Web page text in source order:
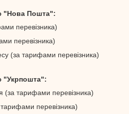
"Нова Пошта":
перевізника)
перевізника)
(за тарифами перевізника)
"Укрпошта":
(за тарифами перевізника)
перевізника)